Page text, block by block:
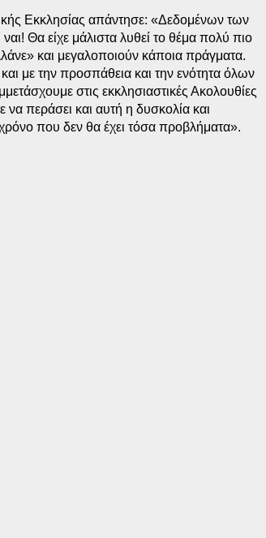
Εκκλησίας απάντησε: «Δεδομένων των
Θα είχε μάλιστα λυθεί το θέμα πολύ πιο
και μεγαλοποιούν κάποια πράγματα.
με την προσπάθεια και την ενότητα όλων
στις εκκλησιαστικές Ακολουθίες
περάσει και αυτή η δυσκολία και
που δεν θα έχει τόσα προβλήματα».